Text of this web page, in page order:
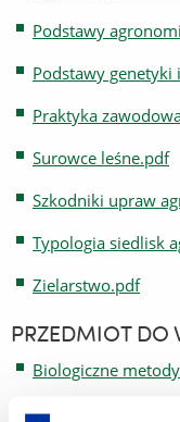
Podstawy
Podstawy
Praktyka
Surowce leśne.pdf
Szkodniki upraw
Typologia siedlisk
Zielarstwo.pdf
PRZEDMIOT DO
Biologiczne
Rośliny